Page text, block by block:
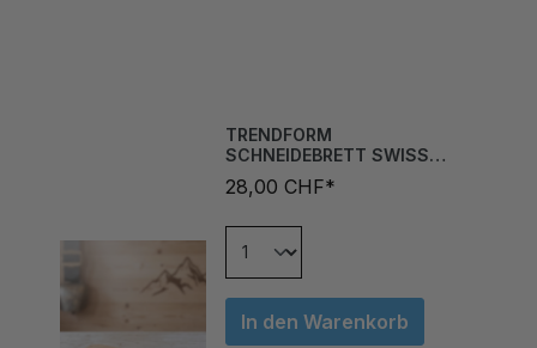
TRENDFORM
SCHNEIDEBRETT SWISS
TRADITION INKL. MESSER
28,00 CHF*
In den Warenkorb